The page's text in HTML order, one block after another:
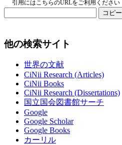
引用にはこちらのURLをご利用ください
コピー
他の検索サイト
世界の文献
CiNii Research (Articles)
CiNii Books
CiNii Research (Dissertations)
国立国会図書館サーチ
Google
Google Scholar
Google Books
カーリル